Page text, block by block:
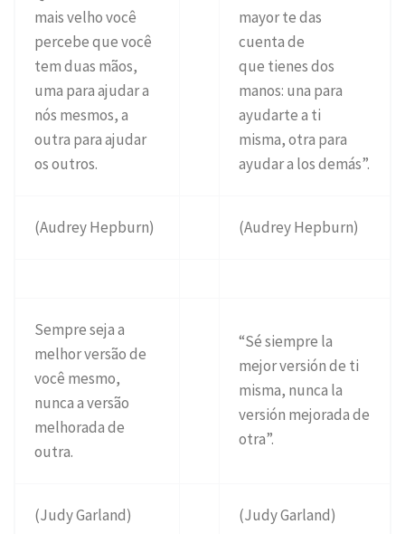
mais velho você
percebe que você
tem duas mãos,
uma para ajudar a
nós mesmos, a
outra para ajudar
os outros.
mayor te das
cuenta de
que tienes dos
manos: una para
ayudarte a ti
misma, otra para
ayudar a los demás”.
(Audrey Hepburn) (Audrey Hepburn)
Sempre seja a
melhor versão de
você mesmo,
nunca a versão
melhorada de
outra.
“Sé siempre la
mejor versión de ti
misma, nunca la
versión mejorada de
otra”.
(Judy Garland) (Judy Garland)